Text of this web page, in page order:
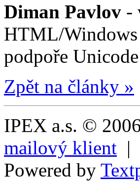
Diman Pavlov -
HTML/Windows
podpoře
Zpět na články »
IPEX a.s. ©
mailový klient |
Powered by